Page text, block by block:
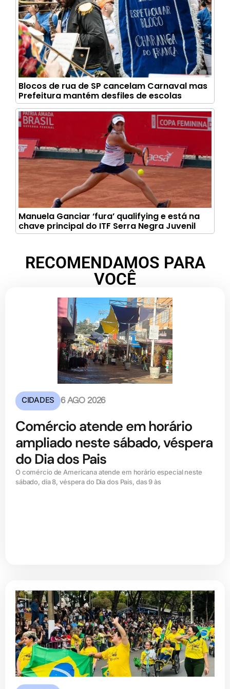
Blocos de rua de SP cancelam Carnaval mas
Prefeitura mantém desfiles de escolas
Manuela Ganciar ‘fura’ qualifying e está na
chave principal do ITF Serra Negra Juvenil
RECOMENDAMOS PARA
VOCÊ
CIDADES 6 AGO 2026
Comércio atende em horário
ampliado neste sábado, véspera
do Dia dos Pais
O comércio de Americana atende em horário especial neste
sábado, dia 8, véspera do Dia dos Pais, das 9 às